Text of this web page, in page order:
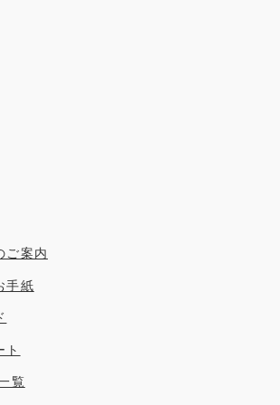
ご案内
手紙
ト
覧